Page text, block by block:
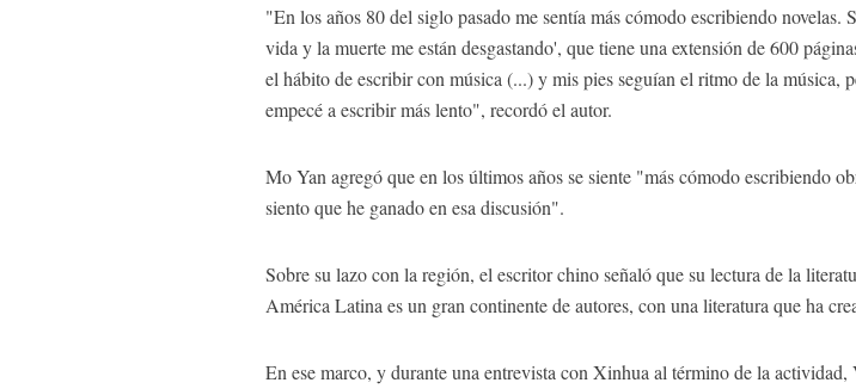
"En los años 80 del siglo pasado me sentía más cómodo escribiendo
vida y la muerte me están desgastando', que tiene una extensión de 600
el hábito de escribir con música (...) y mis pies seguían el ritmo de la música,
empecé a escribir más lento", recordó el autor.
Mo Yan agregó que en los últimos años se siente "más cómodo escribiendo
siento que he ganado en esa discusión".
Sobre su lazo con la región, el escritor chino señaló que su lectura de la
América Latina es un gran continente de autores, con una literatura que ha
En ese marco, y durante una entrevista con Xinhua al término de la